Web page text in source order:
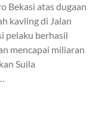
Bekasi atas dugaan
kavling di Jalan
pelaku berhasil
mencapai miliaran
Suila